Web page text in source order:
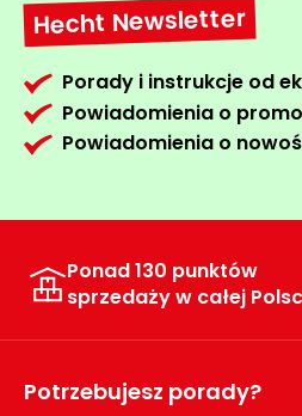
Hecht Newsletter
Porady i instrukcje od
Powiadomienia o
Powiadomienia o
Ponad 130 punktów
sprzedaży w całej
Potrzebujesz porady?